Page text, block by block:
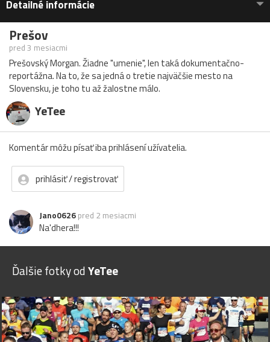
Detailné informácie
Prešov
pred 3 mesiacmi
Prešovský Morgan. Žiadne "umenie", len taká dokumentačno-
reportážna. Na to, že sa jedná o tretie najväčšie mesto na
Slovensku, je toho tu až žalostne málo.
YeTee
Komentár môžu písať iba prihlásení užívatelia.
prihlásiť / registrovať
Jano0626 pred 2 mesiacmi
Na'dhera!!!
Ďalšie fotky odYeTee